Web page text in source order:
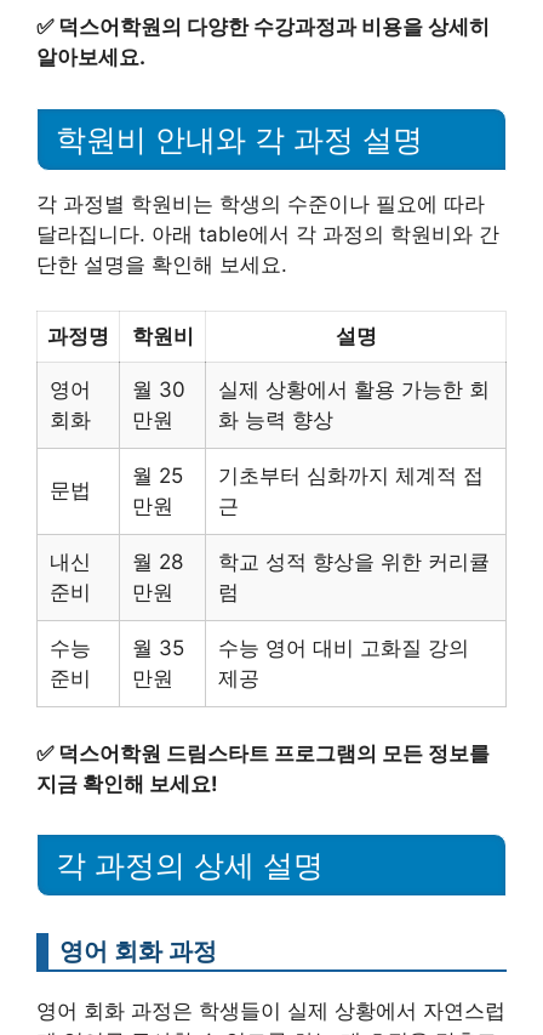
✅ 덕스어학원의 다양한 수강과정과 비용을 상세히
알아보세요.
학원비 안내와 각 과정 설명
각 과정별 학원비는 학생의 수준이나 필요에 따라
달라집니다. 아래 table에서 각 과정의 학원비와 간
단한 설명을 확인해 보세요.
과정명 학원비 설명
영어
회화
월 30
만원
실제 상황에서 활용 가능한 회
화 능력 향상
문법
월 25
만원
기초부터 심화까지 체계적 접
근
내신
준비
월 28
만원
학교 성적 향상을 위한 커리큘
럼
수능
준비
월 35
만원
수능 영어 대비 고화질 강의
제공
✅ 덕스어학원 드림스타트 프로그램의 모든 정보를
지금 확인해 보세요!
각 과정의 상세 설명
영어 회화 과정
영어 회화 과정은 학생들이 실제 상황에서 자연스럽